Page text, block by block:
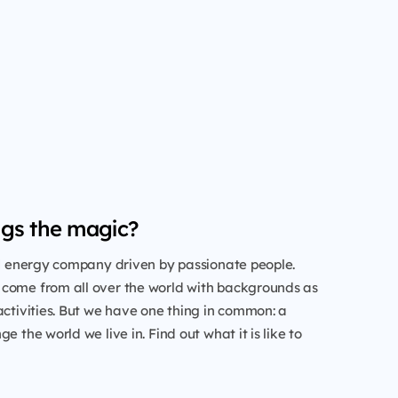
the magic?
energy company driven by passionate people.
from all over the world with backgrounds as
But we have one thing in common: a
the world we live in. Find out what it is like to